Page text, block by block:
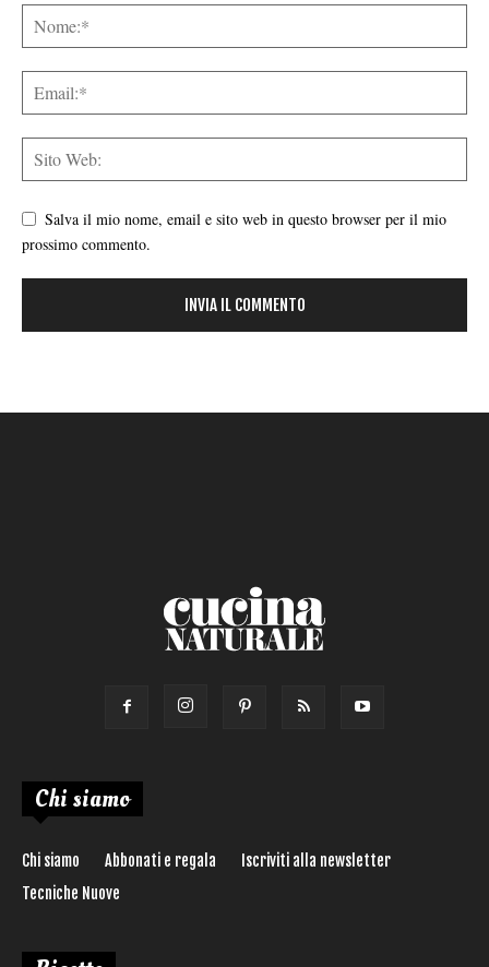
Salva il mio nome, email e sito web in questo browser per il mio
prossimo commento.
Chi siamo
Chi siamo Abbonati e regala
Iscriviti alla newsletter
Tecniche Nuove